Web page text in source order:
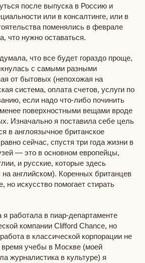
после выпуска в Россию и
или в консалтинге, или в
поменялись в феврале
что нужно оставаться.
что все будет гораздо проще,
с самыми разными
от бытовых (непохожая на
система, оплата счетов, услуги по
если надо что-либо починить
поверхностными вещами вроде
Изначально я поставила себе цель
в англоязычное британское
сейчас, спустя три года жизни в
— это в основном европейцы,
и русские, которые здесь
английском). Коренных британцев
но искусство помогает стирать
я работала в пиар‑департаменте
компании Сlifford Chance, но
в классической корпорации не
учебы в Москве (моей
журналистика в культуре) я